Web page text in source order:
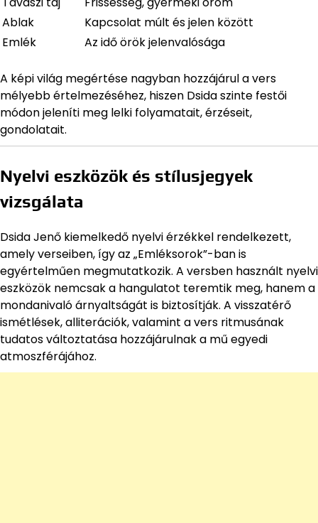
Ablak
Kapcsolat múlt és jelen között
Emlék
Az idő örök jelenvalósága
A képi világ megértése nagyban hozzájárul a vers
mélyebb értelmezéséhez, hiszen Dsida szinte festői
módon jeleníti meg lelki folyamatait, érzéseit,
gondolatait.
Nyelvi eszközök és stílusjegyek
vizsgálata
Dsida Jenő kiemelkedő nyelvi érzékkel rendelkezett,
amely verseiben, így az „Emléksorok”-ban is
egyértelműen megmutatkozik. A versben használt nyelvi
eszközök nemcsak a hangulatot teremtik meg, hanem a
mondanivaló árnyaltságát is biztosítják. A visszatérő
ismétlések, alliterációk, valamint a vers ritmusának
tudatos változtatása hozzájárulnak a mű egyedi
atmoszférájához.